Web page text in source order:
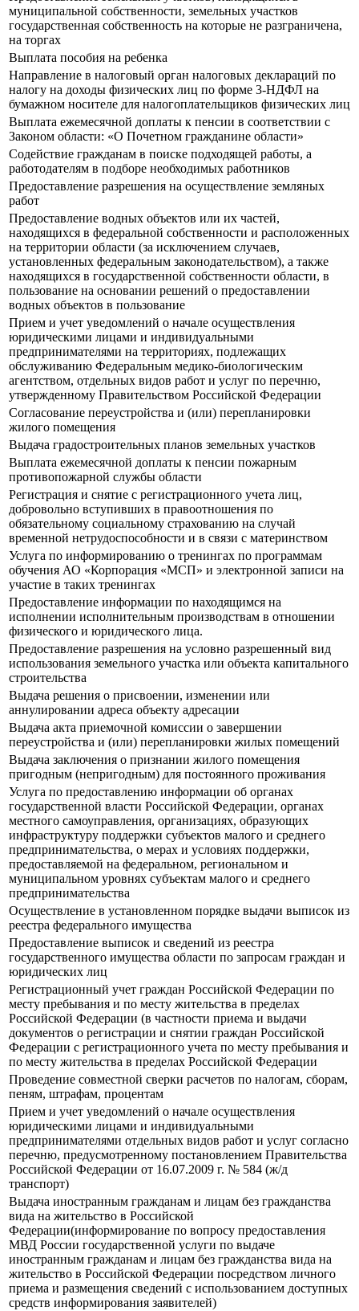
муниципальной собственности, земельных участков
государственная собственность на которые не разграничена,
на торгах
Выплата пособия на ребенка
Направление в налоговый орган налоговых деклараций по
налогу на доходы физических лиц по форме 3-НДФЛ на
бумажном носителе для налогоплательщиков физических лиц
Выплата ежемесячной доплаты к пенсии в соответствии с
Законом области: «О Почетном гражданине области»
Содействие гражданам в поиске подходящей работы, а
работодателям в подборе необходимых работников
Предоставление разрешения на осуществление земляных
работ
Предоставление водных объектов или их частей,
находящихся в федеральной собственности и расположенных
на территории области (за исключением случаев,
установленных федеральным законодательством), а также
находящихся в государственной собственности области, в
пользование на основании решений о предоставлении
водных объектов в пользование
Прием и учет уведомлений о начале осуществления
юридическими лицами и индивидуальными
предпринимателями на территориях, подлежащих
обслуживанию Федеральным медико-биологическим
агентством, отдельных видов работ и услуг по перечню,
утвержденному Правительством Российской Федерации
Согласование переустройства и (или) перепланировки
жилого помещения
Выдача градостроительных планов земельных участков
Выплата ежемесячной доплаты к пенсии пожарным
противопожарной службы области
Регистрация и снятие с регистрационного учета лиц,
добровольно вступивших в правоотношения по
обязательному социальному страхованию на случай
временной нетрудоспособности и в связи с материнством
Услуга по информированию о тренингах по программам
обучения АО «Корпорация «МСП» и электронной записи на
участие в таких тренингах
Предоставление информации по находящимся на
исполнении исполнительным производствам в отношении
физического и юридического лица.
Предоставление разрешения на условно разрешенный вид
использования земельного участка или объекта капитального
строительства
Выдача решения о присвоении, изменении или
аннулировании адреса объекту адресации
Выдача акта приемочной комиссии о завершении
переустройства и (или) перепланировки жилых помещений
Выдача заключения о признании жилого помещения
пригодным (непригодным) для постоянного проживания
Услуга по предоставлению информации об органах
государственной власти Российской Федерации, органах
местного самоуправления, организациях, образующих
инфраструктуру поддержки субъектов малого и среднего
предпринимательства, о мерах и условиях поддержки,
предоставляемой на федеральном, региональном и
муниципальном уровнях субъектам малого и среднего
предпринимательства
Осуществление в установленном порядке выдачи выписок из
реестра федерального имущества
Предоставление выписок и сведений из реестра
государственного имущества области по запросам граждан и
юридических лиц
Регистрационный учет граждан Российской Федерации по
месту пребывания и по месту жительства в пределах
Российской Федерации (в частности приема и выдачи
документов о регистрации и снятии граждан Российской
Федерации с регистрационного учета по месту пребывания и
по месту жительства в пределах Российской Федерации
Проведение совместной сверки расчетов по налогам, сборам,
пеням, штрафам, процентам
Прием и учет уведомлений о начале осуществления
юридическими лицами и индивидуальными
предпринимателями отдельных видов работ и услуг согласно
перечню, предусмотренному постановлением Правительства
Российской Федерации от 16.07.2009 г. № 584 (ж/д
транспорт)
Выдача иностранным гражданам и лицам без гражданства
вида на жительство в Российской
Федерации(информирование по вопросу предоставления
МВД России государственной услуги по выдаче
иностранным гражданам и лицам без гражданства вида на
жительство в Российской Федерации посредством личного
приема и размещения сведений с использованием доступных
средств информирования заявителей)